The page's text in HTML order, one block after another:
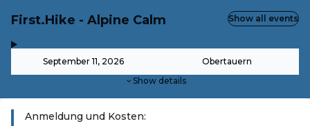
First.Hike - Alpine Calm
September 11, 2026 Obertauern
Show details
Show all events
Anmeldung und Kosten: